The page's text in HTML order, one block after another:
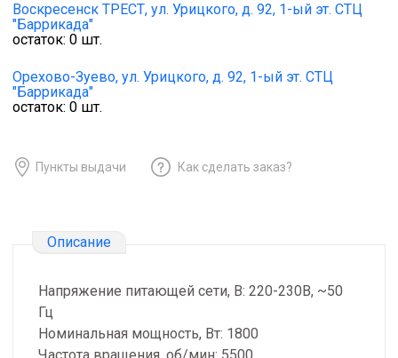
Воскресенск ТРЕСТ, ул. Урицкого, д. 92, 1-ый эт. СТЦ
"Баррикада"
остаток: 0 шт.
Орехово-Зуево, ул. Урицкого, д. 92, 1-ый эт. СТЦ
"Баррикада"
остаток: 0 шт.
Пункты выдачи Как сделать заказ?
Описание
Напряжение питающей сети, В: 220-230В, ~50
Гц
Номинальная мощность, Вт: 1800